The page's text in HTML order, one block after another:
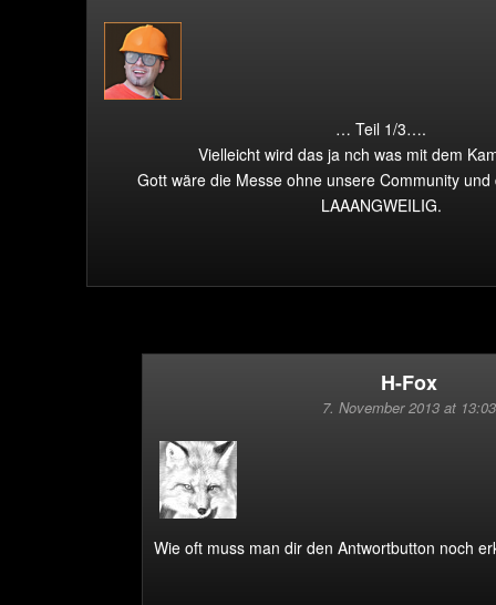
… Teil 1/3….
Vielleicht wird das ja nch was mit dem
Gott wäre die Messe ohne unsere Community
LAAANGWEILIG.
H-Fox
7. November 2013 at 13:03
Wie oft muss man dir den Antwortbutton noch